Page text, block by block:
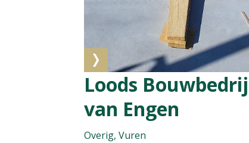
Loods
van Engen
Overig, Vuren